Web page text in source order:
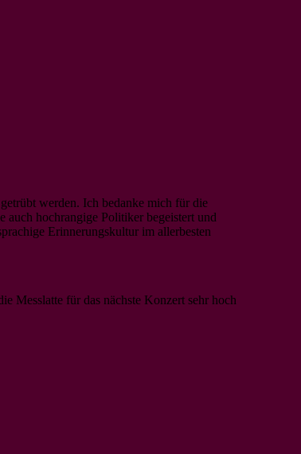
werden. Ich bedanke mich für die
auch hochrangige Politiker begeistert und
Erinnerungskultur im allerbesten
Messlatte für das nächste Konzert sehr hoch